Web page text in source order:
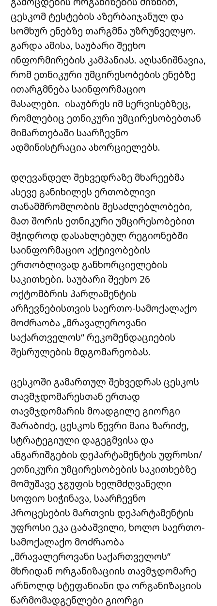
ცესკომ ტესტების აზერბაიჯანულ და
სომხურ ენებზე თარგმნა უზრუნველყო.
გარდა ამისა, საუბარი შეეხო
ინფორმირების კამპანიას. აღსანიშნავია,
რომ ეთნიკური უმცირესობების ენებზე
ითარგმნება საინფორმაციო
მასალები. ისაუბრეს იმ სერვისებზეც,
რომლებიც ეთნიკური უმცირესობებთან
მიმართებაში საარჩევნო
ადმინისტრაცია ახორციელებს.
დღევანდელ შეხვედრაზე მხარეებმა
ასევე განიხილეს ერთობლივი
თანამშრომლობის შესაძლებლობები,
მათ შორის ეთნიკური უმცირესობებით
მჭიდროდ დასახლებულ რეგიონებში
საინფორმაციო აქტივობების
ერთობლივად განხორციელების
საკითხები. საუბარი შეეხო 26
ოქტომბრის პარლამენტის
არჩევნებისთვის საერთო-სამოქალაქო
მოძრაობა „მრავალეროვანი
საქართველოს“ რეკომენდაციების
შესრულების მდგომარეობას.
ცესკოში გამართულ შეხვედრას ცესკოს
თავმჯდომარესთან ერთად
თავმჯდომარის მოადგილე გიორგი
შარაბიძე, ცესკოს წევრი მაია ზარიძე,
სტრატეგიული დაგეგმვისა და
ანგარიშგების დეპარტამენტის უფროსი/
ეთნიკური უმცირესობების საკითხებზე
მომუშავე ჯგუფის ხელმძღვანელი
სოფიო სიჭინავა, საარჩევნო
პროცესების მართვის დეპარტამენტის
უფროსი ეკა ცაბაშვილი, ხოლო საერთო-
სამოქალაქო მოძრაობა
„მრავალეროვანი საქართველოს“
მხრიდან ორგანიზაციის თავმჯდომარე
არნოლდ სტეფანიანი და ორგანიზაციის
წარმომადგენლები გიორგი